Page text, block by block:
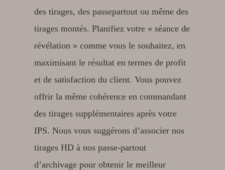
des tirages, des passepartout ou même des
tirages montés. Planifiez votre « séance de
révélation » comme vous le souhaitez, en
maximisant le résultat en termes de profit
et de satisfaction du client. Vous pouvez
offrir la même cohérence en commandant
des tirages supplémentaires après votre
IPS. Nous vous suggérons d’associer nos
tirages HD à nos passe-partout
d’archivage pour obtenir le meilleur